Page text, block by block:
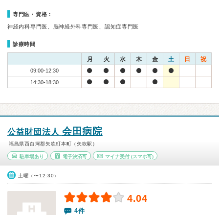
専門医・資格：
神経内科専門医、脳神経外科専門医、認知症専門医
診療時間
月 火 水 木 金 土 日 祝
09:00-12:30
14:30-18:30
公益財団法人 会田病院
福島県西白河郡矢吹町本町（矢吹駅）
駐車場あり 電子決済可 マイナ受付 (スマホ可)
土曜（〜12:30）
4.04
4件